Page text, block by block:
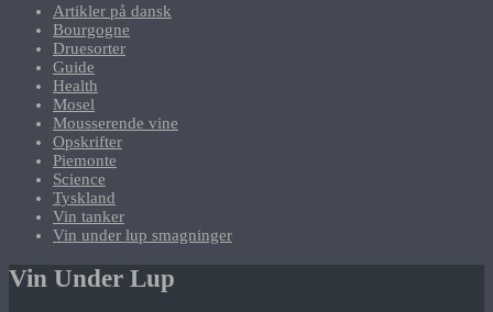
Artikler på dansk
Bourgogne
Druesorter
Guide
Health
Mosel
Mousserende vine
Opskrifter
Piemonte
Science
Tyskland
Vin tanker
Vin under lup smagninger
Vin Under Lup